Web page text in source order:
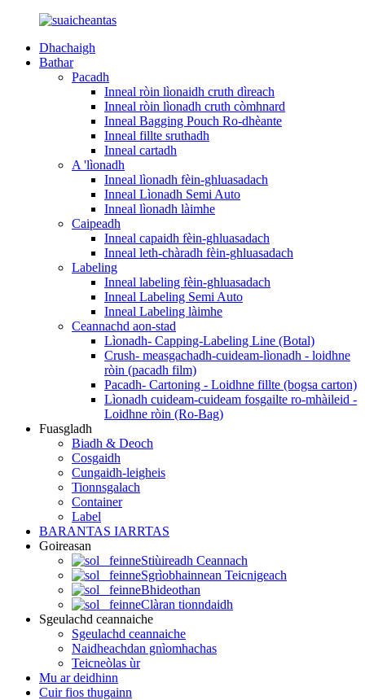
Dhachaigh
Bathar
Pacadh
Inneal ròin lìonaidh cruth dìreach
Inneal ròin lìonadh cruth còmhnard
Inneal Bagging Pouch Ro-dhèante
Inneal fillte sruthadh
Inneal cartadh
A 'lìonadh
Inneal lìonadh fèin-ghluasadach
Inneal Lìonadh Semi Auto
Inneal lìonadh làimhe
Caipeadh
Inneal capaidh fèin-ghluasadach
Inneal leth-chàradh fèin-ghluasadach
Labeling
Inneal labeling fèin-ghluasadach
Inneal Labeling Semi Auto
Inneal Labeling làimhe
Ceannachd aon-stad
Lìonadh- Capping-Labeling Line (Botal)
Crush- measgachadh-cuideam-lìonadh - loidhne
ròin (pacadh film)
Pacadh- Cartoning - Loidhne fillte (bogsa carton)
Lìonadh cuideam-cuideam fosgailte ro-mhàileid -
Loidhne ròin (Ro-Bag)
Fuasgladh
Biadh & Deoch
Cosgaidh
Cungaidh-leigheis
Tionnsgalach
Container
Label
BARANTAS IARRTAS
Goireasan
Stiùireadh Ceannach
Sgrìobhainnean Teicnigeach
Bhideothan
Clàran tionndaidh
Sgeulachd ceannaiche
Sgeulachd ceannaiche
Naidheachdan gnìomhachas
Teicneòlas ùr
Mu ar deidhinn
Cuir fios thugainn